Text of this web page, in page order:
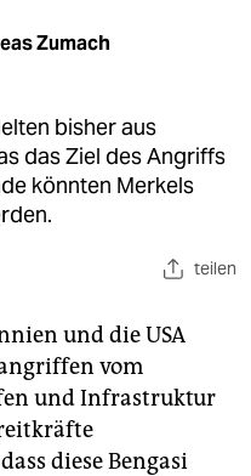
Zumach
bisher aus
das Ziel des Angriffs
könnten Merkels
teilen
und die USA
vom
und Infrastruktur
diese Bengasi